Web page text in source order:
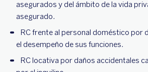
asegurados y del ámbito de la vida
asegurado.
RC frente al personal doméstico por
el desempeño de sus funciones.
RC locativa por daños accidentales